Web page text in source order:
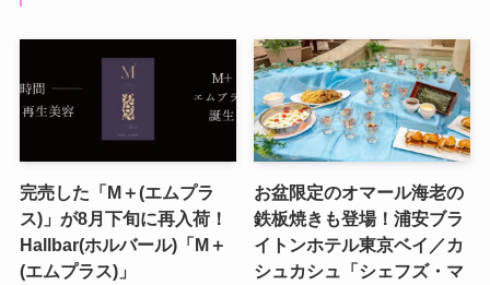
完売した「M＋(エムプラ
ス)」が8月下旬に再入荷！
Hallbar(ホルバール)「M＋
(エムプラス)」
お盆限定のオマール海老の
鉄板焼きも登場！浦安ブラ
イトンホテル東京ベイ／カ
シュカシュ「シェフズ・マ